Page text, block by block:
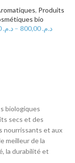
, Produits
bio
د.م.48,00 – د.م.800,00
biologiques
secs et des
nourrissants et aux
meilleur de la
la durabilité et